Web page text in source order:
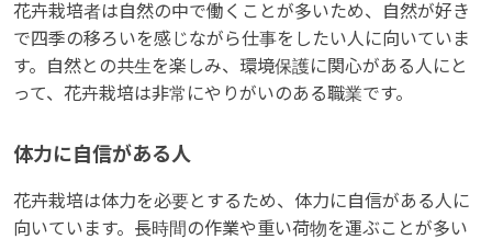
花卉栽培者は自然の中で働くことが多いため、自然が好き
で四季の移ろいを感じながら仕事をしたい人に向いていま
す。自然との共生を楽しみ、環境保護に関心がある人にと
って、花卉栽培は非常にやりがいのある職業です。
体力に自信がある人
花卉栽培は体力を必要とするため、体力に自信がある人に
向いています。長時間の作業や重い荷物を運ぶことが多い